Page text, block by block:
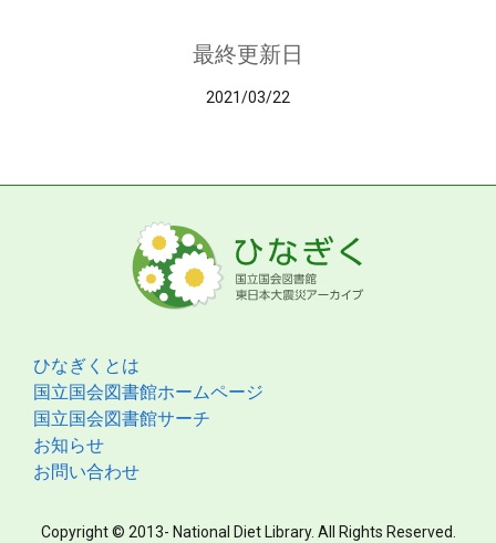
最終更新日
2021/03/22
ひなぎくとは
国立国会図書館ホームページ
国立国会図書館サーチ
お知らせ
お問い合わせ
Copyright © 2013- National Diet Library. All Rights Reserved.